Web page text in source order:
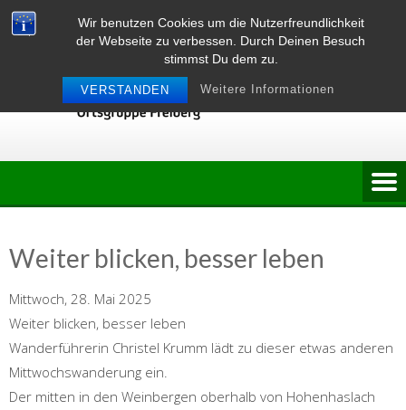
Wir benutzen Cookies um die Nutzerfreundlichkeit
der Webseite zu verbessen. Durch Deinen Besuch
stimmst Du dem zu.
VERSTANDEN Weitere Informationen
Skip
to
Weiter blicken, besser leben
Mittwoch, 28. Mai 2025
Weiter blicken, besser leben
Wanderführerin Christel Krumm lädt zu dieser etwas anderen
Mittwochswanderung ein.
Der mitten in den Weinbergen oberhalb von Hohenhaslach